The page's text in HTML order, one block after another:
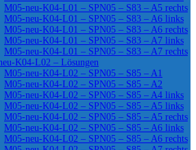
M05-neu-K04-L01 – SPN05 – S83 – A5 rechts
M05-neu-K04-L01 – SPN05 – S83 – A6 links
M05-neu-K04-L01 – SPN05 – S83 – A6 rechts
M05-neu-K04-L01 – SPN05 – S83 – A7 links
M05-neu-K04-L01 – SPN05 – S83 – A7 rechts
K04-L02 – Lösungen
M05-neu-K04-L02 – SPN05 – S85 – A1
M05-neu-K04-L02 – SPN05 – S85 – A2
M05-neu-K04-L02 – SPN05 – S85 – A4 links
M05-neu-K04-L02 – SPN05 – S85 – A5 links
M05-neu-K04-L02 – SPN05 – S85 – A5 rechts
M05-neu-K04-L02 – SPN05 – S85 – A6 links
M05-neu-K04-L02 – SPN05 – S85 – A6 rechts